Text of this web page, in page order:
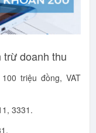
trừ doanh thu
triệu đồng, VAT
3331.